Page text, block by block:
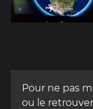
Pour ne pas
ou le